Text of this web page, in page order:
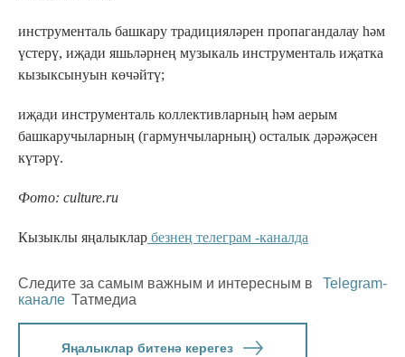
инструменталь башкару традицияләрен пропагандалау һәм
үстерү, иҗади яшьләрнең музыкаль инструменталь иҗатка
кызыксынуын көчәйтү;
иҗади инструменталь коллективларның һәм аерым
башкаручыларның (гармунчыларның) осталык дәрәҗәсен
күтәрү.
Фото: culture.ru
Кызыклы яңалыклар безнең телеграм -каналда
Следите за самым важным и интересным в
Telegram-
канале Татмедиа
Яңалыклар битенә керегез